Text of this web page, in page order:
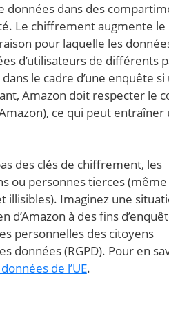
données dans des
Le chiffrement augmente le
pour laquelle les
d’utilisateurs de différents
le cadre d’une enquête si
Amazon doit respecter le
ce qui peut entraîner
des clés de chiffrement, les
ou personnes tierces (même
illisibles). Imaginez une
d’Amazon à des fins
personnelles des citoyens
données (RGPD). Pour en
de l’UE.